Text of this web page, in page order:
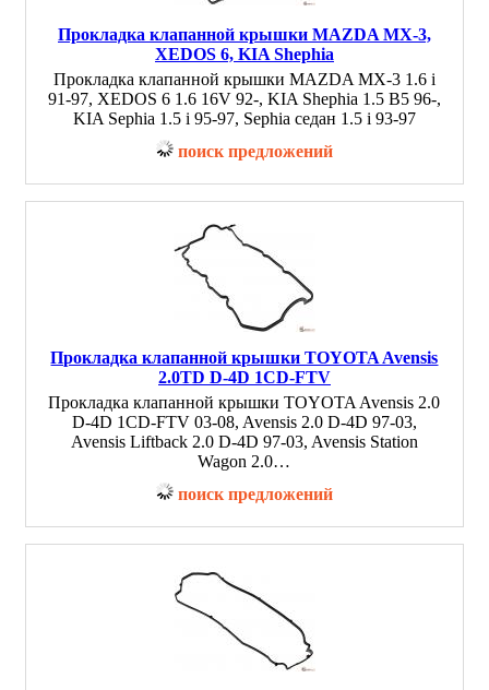
Прокладка клапанной крышки MAZDA MX-3,
XEDOS 6, KIA Shephia
Прокладка клапанной крышки MAZDA MX-3 1.6 i
91-97, XEDOS 6 1.6 16V 92-, KIA Shephia 1.5 B5 96-,
KIA Sephia 1.5 i 95-97, Sephia седан 1.5 i 93-97
поиск предложений
Прокладка клапанной крышки TOYOTA Avensis
2.0TD D-4D 1CD-FTV
Прокладка клапанной крышки TOYOTA Avensis 2.0
D-4D 1CD-FTV 03-08, Avensis 2.0 D-4D 97-03,
Avensis Liftback 2.0 D-4D 97-03, Avensis Station
Wagon 2.0…
поиск предложений